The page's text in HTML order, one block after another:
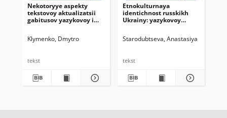
Nekotoryye aspekty
tekstovoy aktualizatsii
gabitusov yazykovoy i
redaktsiyakh romana
Klymenko, Dmytro
tekst
Etnokulturnaya
identichnost russkikh
Ukrainy: yazykovoy
Starodubtseva, Anastasiya
tekst